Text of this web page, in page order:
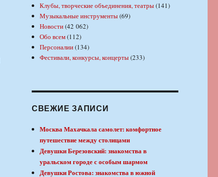
Клубы, творческие объединения, театры(141)
Музыкальные инструменты(69)
Новости(42 062)
Обо всем(112)
Персоналии(134)
Фестивали, конкурсы, концерты(233)
СВЕЖИЕ ЗАПИСИ
Москва Махачкала самолет: комфортное
путешествие между столицами
Девушки Березовский: знакомства в
уральском городе с особым шармом
Девушки Ростова: знакомства в южной